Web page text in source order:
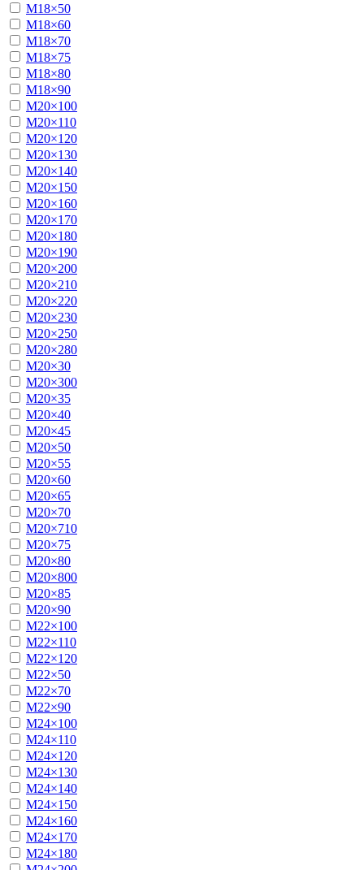
М18×50
М18×60
М18×70
М18×75
М18×80
М18×90
М20×100
М20×110
М20×120
М20×130
М20×140
М20×150
М20×160
М20×170
М20×180
М20×190
М20×200
М20×210
М20×220
М20×230
М20×250
М20×280
М20×30
М20×300
М20×35
М20×40
М20×45
М20×50
М20×55
М20×60
М20×65
М20×70
М20×710
М20×75
М20×80
М20×800
М20×85
М20×90
М22×100
М22×110
М22×120
М22×50
М22×70
М22×90
М24×100
М24×110
М24×120
М24×130
М24×140
М24×150
М24×160
М24×170
М24×180